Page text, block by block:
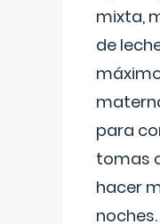
mixta,
de
para
tomas
hacer
noches.